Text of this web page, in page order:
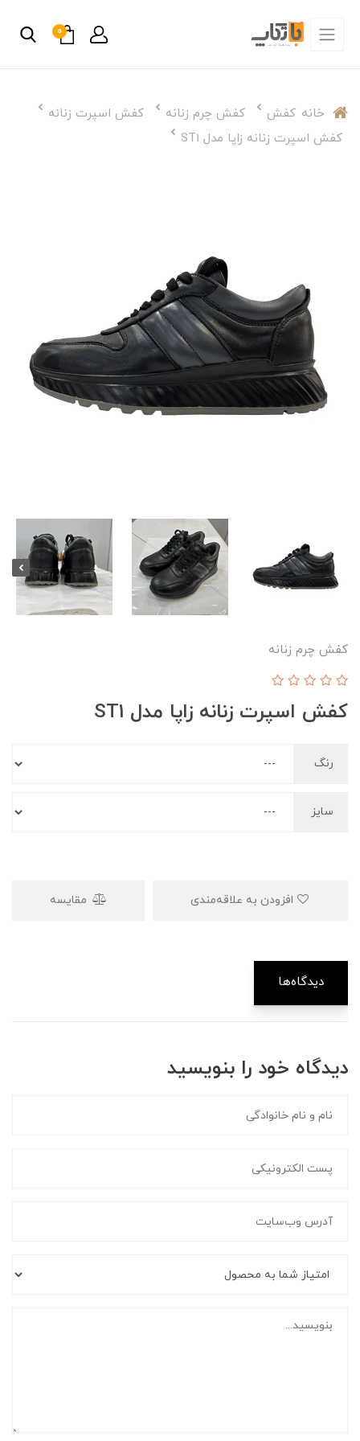
0
خانه کفش کفش چرم زنانه
کفش اسپرت زنانه
کفش اسپرت زنانه زاپا مدل ST1
کفش چرم زنانه
کفش اسپرت زنانه زاپا مدل ST1
رنگ
سایز
مقایسه
دیدگاه‌ها
دیدگاه خود را بنویسید